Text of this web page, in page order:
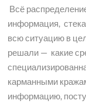
Всё
информация,
всю ситуацию в
решали — какие
карманными
информацию,